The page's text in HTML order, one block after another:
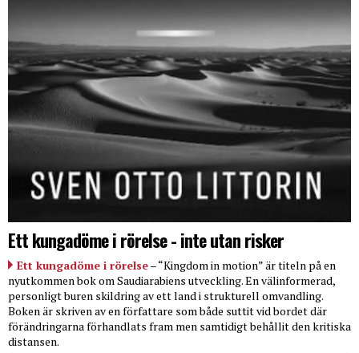
Ett kungadöme i rörelse - inte utan risker
Ett kungadöme i rörelse– “Kingdom in motion” är titeln på en
nyutkommen bok om Saudiarabiens utveckling. En välinformerad,
personligt buren skildring av ett land i strukturell omvandling.
Boken är skriven av en författare som både suttit vid bordet där
förändringarna förhandlats fram men samtidigt behållit den kritiska
distansen.